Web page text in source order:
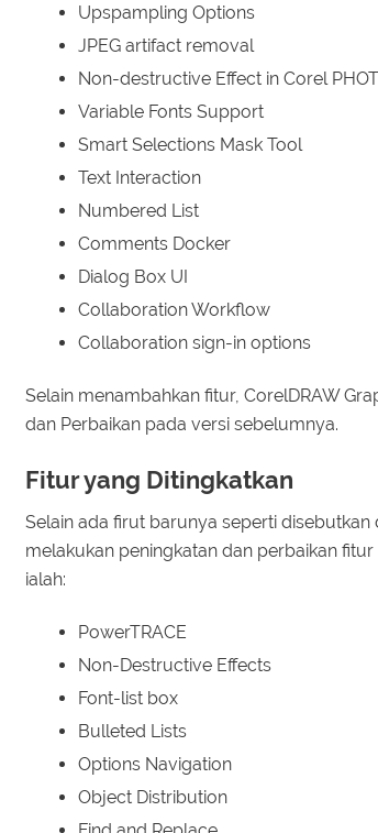
Upspampling Options
JPEG artifact removal
Non-destructive Effect in Corel
Variable Fonts Support
Smart Selections Mask Tool
Text Interaction
Numbered List
Comments Docker
Dialog Box UI
Collaboration Workflow
Collaboration sign-in options
Selain menambahkan fitur, CorelDRAW
dan Perbaikan pada versi sebelumnya.
Fitur yang Ditingkatkan
Selain ada firut barunya seperti disebutkan
melakukan peningkatan dan perbaikan
ialah:
PowerTRACE
Non-Destructive Effects
Font-list box
Bulleted Lists
Options Navigation
Object Distribution